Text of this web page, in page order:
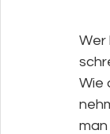
Wer
Wie
man